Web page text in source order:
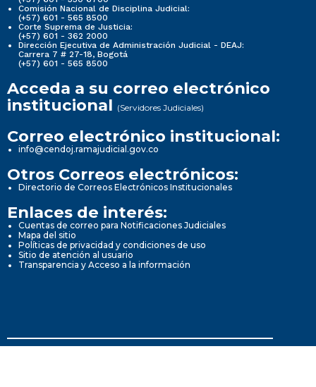
Comisión Nacional de Disciplina Judicial:
(+57) 601 - 565 8500
Corte Suprema de Justicia:
(+57) 601 - 362 2000
Dirección Ejecutiva de Administración Judicial - DEAJ:
Carrera 7 # 27-18, Bogotá
(+57) 601 - 565 8500
Acceda a su correo electrónico
institucional (Servidores Judiciales)
Correo electrónico institucional:
info@cendoj.ramajudicial.gov.co
Otros Correos electrónicos:
Directorio de Correos Electrónicos Institucionales
Enlaces de interés:
Cuentas de correo para Notificaciones Judiciales
Mapa del sitio
Políticas de privacidad y condiciones de uso
Sitio de atención al usuario
Transparencia y Acceso a la información